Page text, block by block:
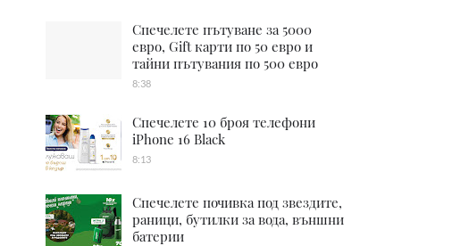
Спечелете пътуване за 5000
евро, Gift карти по 50 евро и
тайни пътувания по 500 евро
8:38
Спечелете 10 броя телефони
iPhone 16 Black
8:13
Спечелете почивка под звездите,
раници, бутилки за вода, външни
батерии